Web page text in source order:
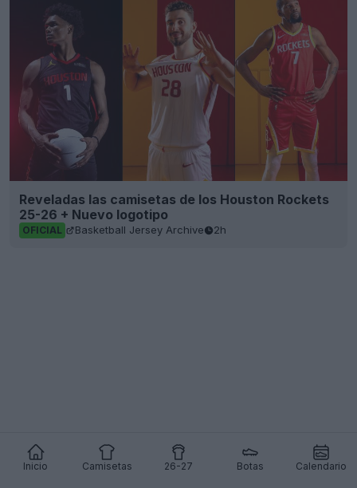
Inicio Camisetas 26-27 Botas Calendario
Reveladas las camisetas de los Houston Rockets
25-26 + Nuevo logotipo
OFICIAL Basketball Jersey Archive 2h